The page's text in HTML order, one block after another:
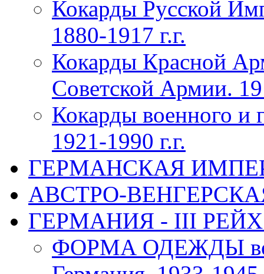
Кокарды Русской
1880-1917 г.г.
Кокарды Красной
Советской Армии.
Кокарды военного и
1921-1990 г.г.
ГЕРМАНСКАЯ
АВСТРО-
ГЕРМАНИЯ - III РЕЙХ
ФОРМА ОДЕЖДЫ